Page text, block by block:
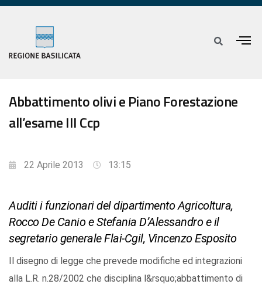
Abbattimento olivi e Piano Forestazione
all’esame III Ccp
22 Aprile 2013 13:15
Auditi i funzionari del dipartimento Agricoltura,
Rocco De Canio e Stefania D’Alessandro e il
segretario generale Flai-Cgil, Vincenzo Esposito
Il disegno di legge che prevede modifiche ed integrazioni
alla L.R. n.28/2002 che disciplina l&rsquo;abbattimento di